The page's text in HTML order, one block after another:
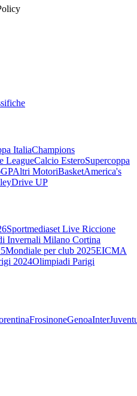
ItaliaChampions
LeagueCalcio EsteroSupercoppa
Altri MotoriBasketAmerica's
Drive UP
Sportmediaset Live Riccione
Invernali Milano Cortina
Mondiale per club 2025EICMA
2024Olimpiadi Parigi
FrosinoneGenoaInter